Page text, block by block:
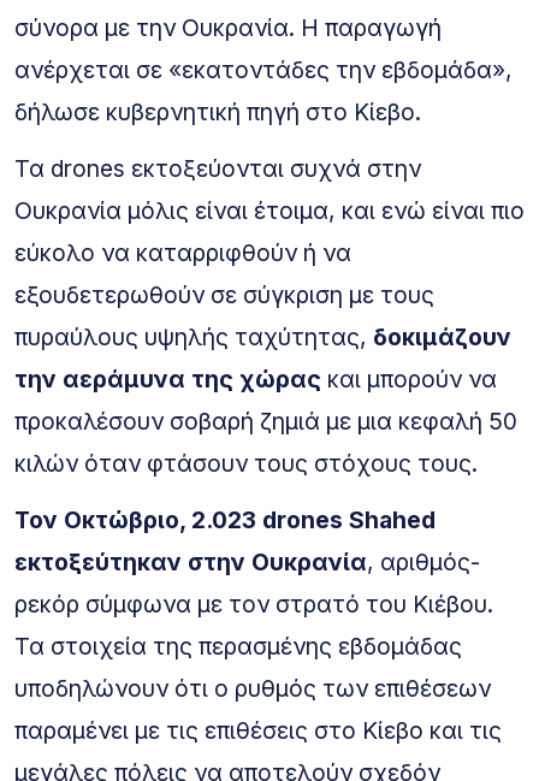
σύνορα με την Ουκρανία. Η παραγωγή
ανέρχεται σε «εκατοντάδες την εβδομάδα»,
δήλωσε κυβερνητική πηγή στο Κίεβο.
Τα drones εκτοξεύονται συχνά στην
Ουκρανία μόλις είναι έτοιμα, και ενώ είναι πιο
εύκολο να καταρριφθούν ή να
εξουδετερωθούν σε σύγκριση με τους
πυραύλους υψηλής ταχύτητας, δοκιμάζουν
την αεράμυνα της χώρας και μπορούν να
προκαλέσουν σοβαρή ζημιά με μια κεφαλή 50
κιλών όταν φτάσουν τους στόχους τους.
Τον Οκτώβριο, 2.023 drones Shahed
εκτοξεύτηκαν στην Ουκρανία, αριθμός-
ρεκόρ σύμφωνα με τον στρατό του Κιέβου.
Τα στοιχεία της περασμένης εβδομάδας
υποδηλώνουν ότι ο ρυθμός των επιθέσεων
παραμένει με τις επιθέσεις στο Κίεβο και τις
μεγάλες πόλεις να αποτελούν σχεδόν